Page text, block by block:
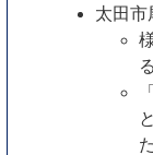
太田市